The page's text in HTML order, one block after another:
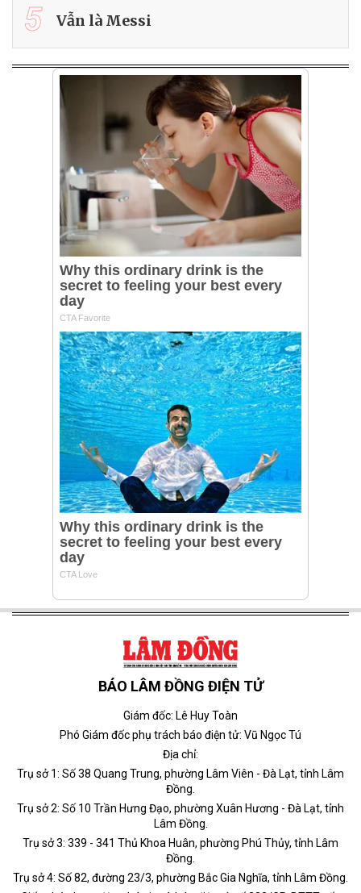
5 Vẫn là Messi
BÁO LÂM ĐỒNG ĐIỆN TỬ
Giám đốc: Lê Huy Toàn
Phó Giám đốc phụ trách báo điện tử: Vũ Ngọc Tú
Địa chỉ:
Trụ sở 1: Số 38 Quang Trung, phường Lâm Viên - Đà Lạt, tỉnh Lâm
Đồng.
Trụ sở 2: Số 10 Trần Hưng Đạo, phường Xuân Hương - Đà Lạt, tỉnh
Lâm Đồng.
Trụ sở 3: 339 - 341 Thủ Khoa Huân, phường Phú Thủy, tỉnh Lâm
Đồng.
Trụ sở 4: Số 82, đường 23/3, phường Bắc Gia Nghĩa, tỉnh Lâm Đồng.